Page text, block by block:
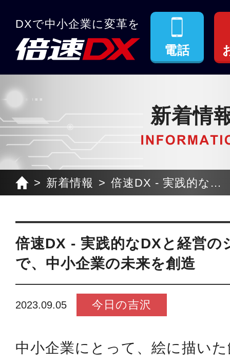
DXで中小企業に変革を
電話
新着情
新着情報 倍速DX - 実践的な...
倍速DX - 実践的なDXと経営の
で、中小企業の未来を創造
2023.09.05 今日の吉沢
中小企業にとって、絵に描い